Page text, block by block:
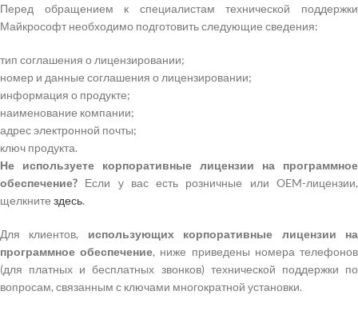
Перед обращением к специалистам технической поддержки
Майкрософт необходимо подготовить следующие сведения:
тип соглашения о лицензировании;
номер и данные соглашения о лицензировании;
информация о продукте;
наименование компании;
адрес электронной почты;
ключ продукта.
Не используете корпоративные лицензии на программное
обеспечение? Если у вас есть розничные или OEM-лицензии,
щелкните здесь.
Для клиентов, использующих корпоративные лицензии на
программное обеспечение, ниже приведены номера телефонов
(для платных и бесплатных звонков) технической поддержки по
вопросам, связанным с ключами многократной установки.